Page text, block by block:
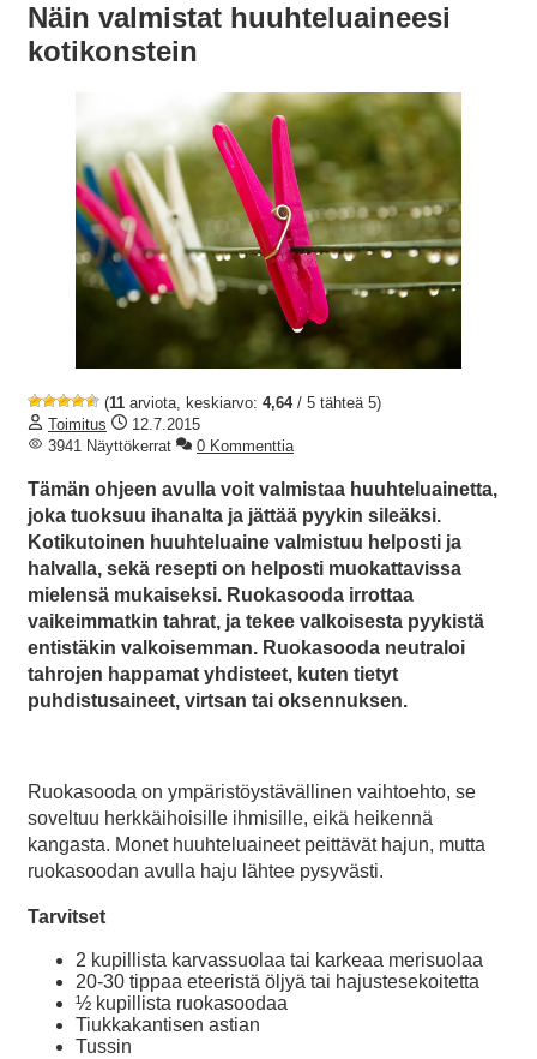
Näin valmistat huuhteluaineesi
kotikonstein
(11 arviota, keskiarvo: 4,64/ 5 tähteä 5)
Toimitus
12.7.2015
3941 Näyttökerrat
0 Kommenttia
Tämän ohjeen avulla voit valmistaa huuhteluainetta,
joka tuoksuu ihanalta ja jättää pyykin sileäksi.
Kotikutoinen huuhteluaine valmistuu helposti ja
halvalla, sekä resepti on helposti muokattavissa
mielensä mukaiseksi. Ruokasooda irrottaa
vaikeimmatkin tahrat, ja tekee valkoisesta pyykistä
entistäkin valkoisemman. Ruokasooda neutraloi
tahrojen happamat yhdisteet, kuten tietyt
puhdistusaineet, virtsan tai oksennuksen.
Ruokasooda on ympäristöystävällinen vaihtoehto, se
soveltuu herkkäihoisille ihmisille, eikä heikennä
kangasta. Monet huuhteluaineet peittävät hajun, mutta
ruokasoodan avulla haju lähtee pysyvästi.
Tarvitset
2 kupillista karvassuolaa tai karkeaa merisuolaa
20-30 tippaa eteeristä öljyä tai hajustesekoitetta
½ kupillista ruokasoodaa
Tiukkakantisen astian
Tussin